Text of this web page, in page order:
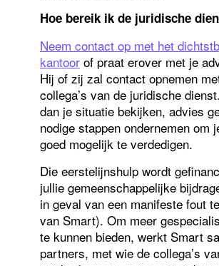
Hoe bereik ik de juridische
Neem contact op met het
kantoorof praat erover met je
Hij of zij zal contact opnemen
collega’s van de juridische
dan je situatie bekijken, advies
nodige stappen ondernemen om
goed mogelijk te verdedigen.
Die eerstelijnshulp wordt
jullie gemeenschappelijke
in geval van een manifeste fout
van Smart). Om meer
te kunnen bieden, werkt Smart
partners, met wie de collega’s